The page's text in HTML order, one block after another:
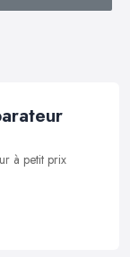
à petit prix